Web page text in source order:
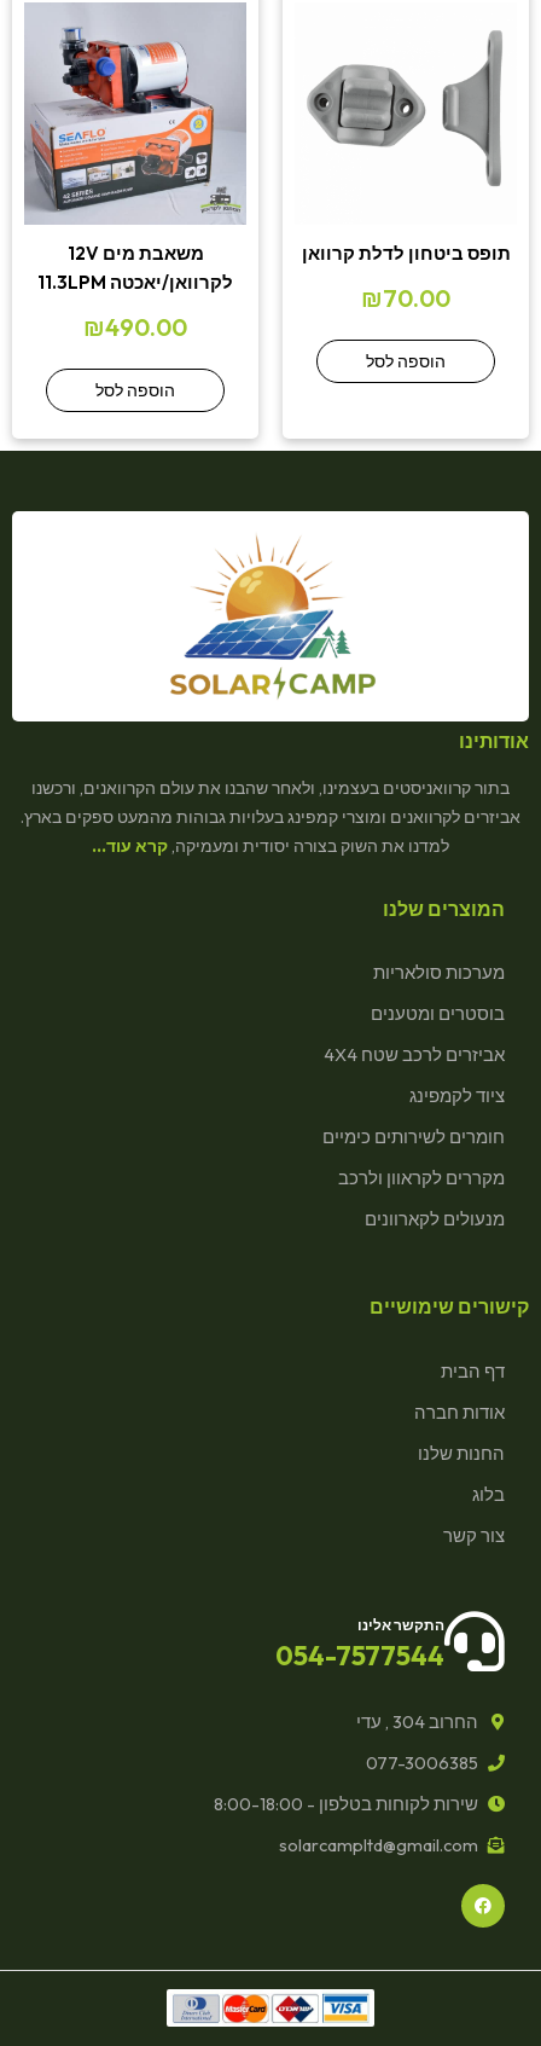
תופס ביטחון לדלת קרוואן
₪70.00
הוספה לסל
משאבת מים 12V
לקרוואן/יאכטה 11.3LPM
₪490.00
הוספה לסל
אודותינו
בתור קרוואניסטים בעצמינו, ולאחר שהבנו את עולם הקרוואנים, ורכשנו
אביזרים לקרוואנים ומוצרי קמפינג בעלויות גבוהות מהמעט ספקים בארץ.
למדנו את השוק בצורה יסודית ומעמיקה, קרא עוד…
המוצרים שלנו
מערכות סולאריות
בוסטרים ומטענים
אביזרים לרכב שטח 4X4
ציוד לקמפינג
חומרים לשירותים כימיים
מקררים לקראוון ולרכב
מנעולים לקארוונים
קישורים שימושיים
דף הבית
אודות חברה
החנות שלנו
בלוג
צור קשר
התקשר אלינו
054-7577544
החרוב 304 , עדי
077-3006385
שירות לקוחות בטלפון - 8:00-18:00
solarcampltd@gmail.com
F
a
c
o